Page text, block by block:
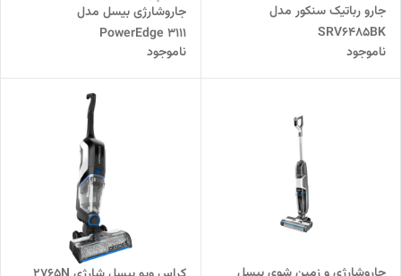
جارو رباتیک سنکور مدل
SRV6485BK
ناموجود
جاروشارژی بیسل مدل
PowerEdge 3111
ناموجود